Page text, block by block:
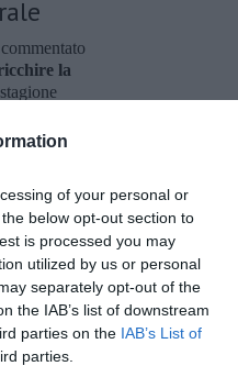
of your personal or
below opt-out section to
is processed you may
utilized by us or personal
separately opt-out of the
the IAB’s list of downstream
parties on the IAB’s List of
parties.
la